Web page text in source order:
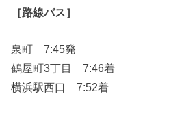
［路線バス］
泉町 7:45発
鶴屋町3丁目 7:46着
横浜駅西口 7:52着